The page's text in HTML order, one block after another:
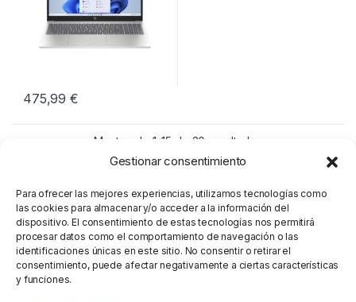
Gestionar consentimiento
Para ofrecer las mejores experiencias, utilizamos tecnologías como
las cookies para almacenar y/o acceder a la información del
dispositivo. El consentimiento de estas tecnologías nos permitirá
procesar datos como el comportamiento de navegación o las
identificaciones únicas en este sitio. No consentir o retirar el
consentimiento, puede afectar negativamente a ciertas características
y funciones.
475,99€
Mostrando 1–15 de 30 resultados